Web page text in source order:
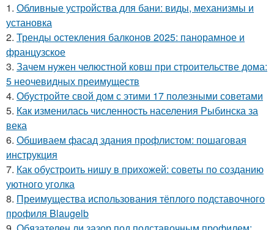
1. Обливные устройства для бани: виды, механизмы и
установка
2. Тренды остекления балконов 2025: панорамное и
французское
3. Зачем нужен челюстной ковш при строительстве дома:
5 неочевидных преимуществ
4. Обустройте свой дом с этими 17 полезными советами
5. Как изменилась численность населения Рыбинска за
века
6. Обшиваем фасад здания профлистом: пошаговая
инструкция
7. Как обустроить нишу в прихожей: советы по созданию
уютного уголка
8. Преимущества использования тёплого подставочного
профиля Blaugelb